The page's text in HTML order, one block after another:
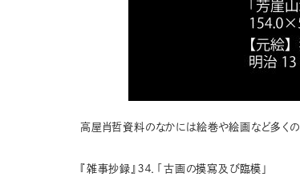
高屋肖哲資料のなかには絵巻や絵画など多くの
『雑事抄録』３４．「古画の摸寫及び臨模」